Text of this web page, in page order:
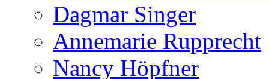
Dagmar Singer
Annemarie Rupprecht
Nancy Höpfner